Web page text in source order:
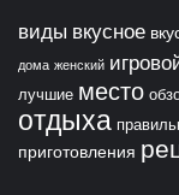
виды вкусное
дома женский
лучшие место
отдыха
приготовления